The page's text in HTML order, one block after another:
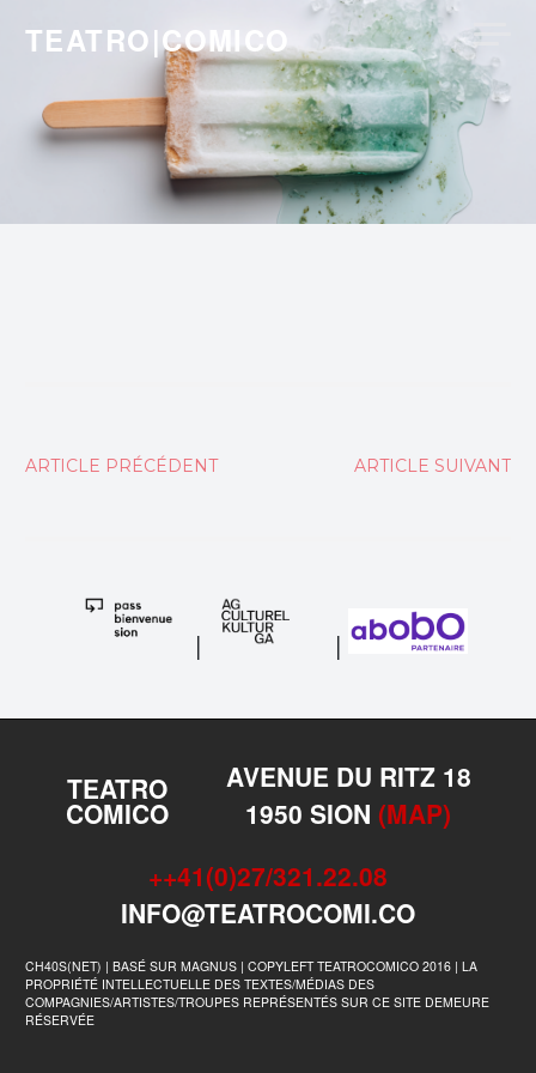
content
TEATRO|COMICO
Navigation
ARTICLE PRÉCÉDENT ARTICLE SUIVANT
| |
TEATRO
COMICO
AVENUE DU RITZ 18
1950 SION (MAP)
++41(0)27/321.22.08
INFO@TEATROCOMI.CO
CH40S(NET) | BASÉ SUR MAGNUS | COPYLEFT TEATROCOMICO 2016 | LA
PROPRIÉTÉ INTELLECTUELLE DES TEXTES/MÉDIAS DES
COMPAGNIES/ARTISTES/TROUPES REPRÉSENTÉS SUR CE SITE DEMEURE
RÉSERVÉE